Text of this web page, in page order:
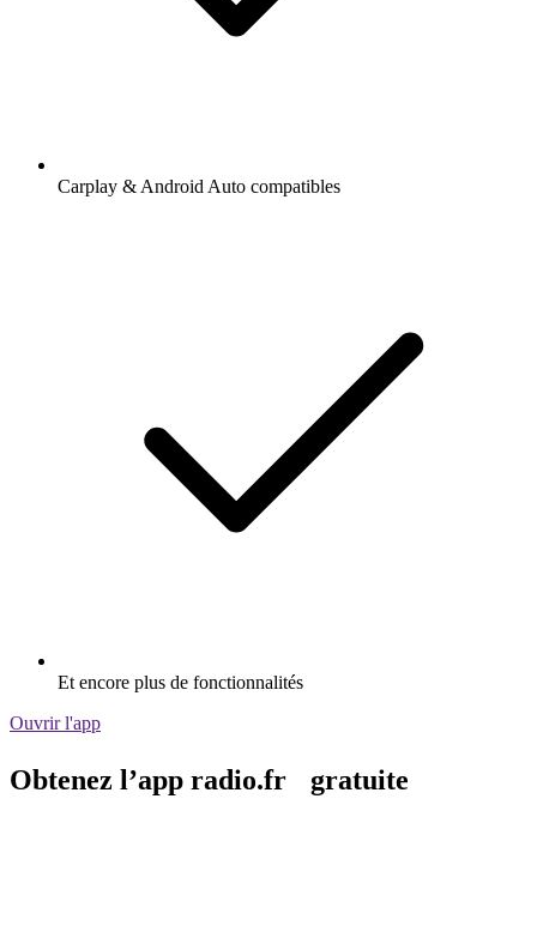
Carplay & Android Auto compatibles
Et encore plus de fonctionnalités
Ouvrir l'app
Obtenez l’app radio.fr gratuite